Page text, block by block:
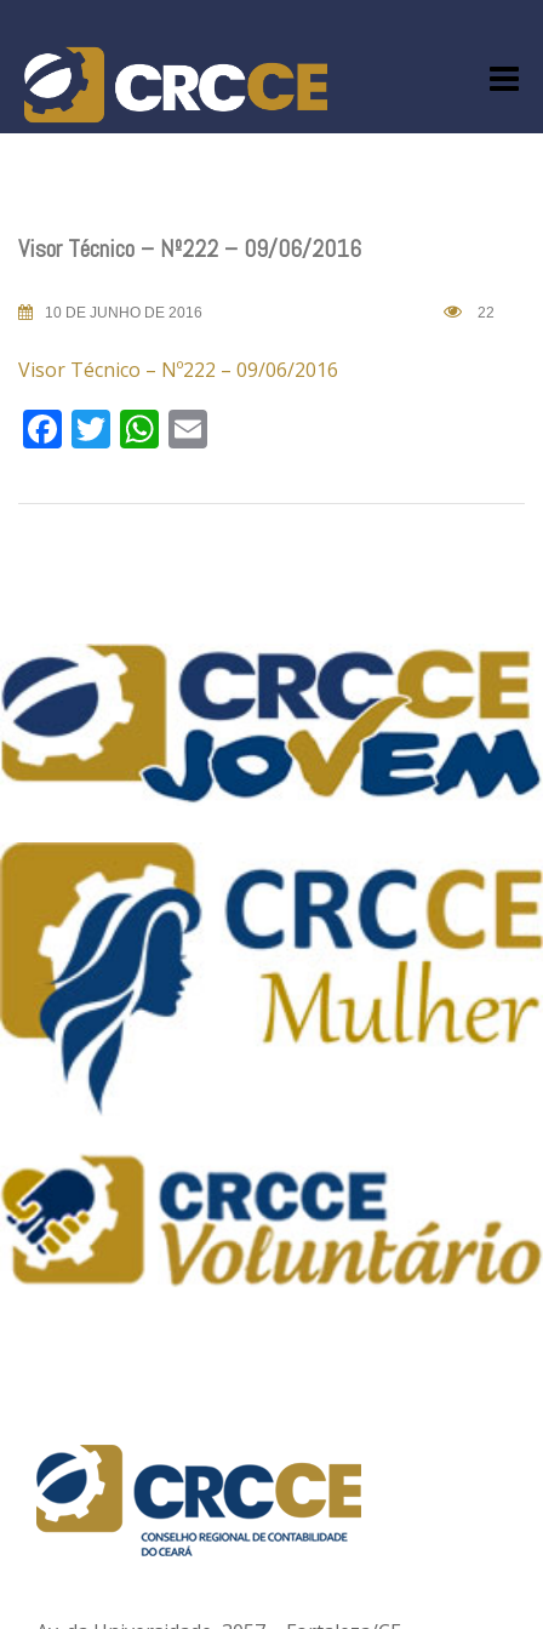
content
Visor Técnico – Nº222 – 09/06/2016
10 DE JUNHO DE 2016 22
Visor Técnico – Nº222 – 09/06/2016
Facebook
TwitterWhatsApp